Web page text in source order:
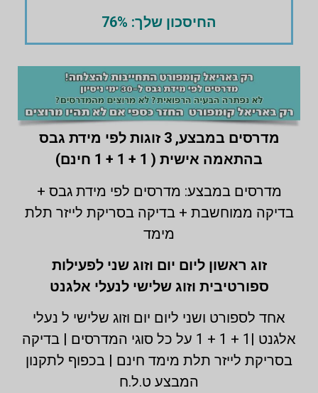
החיסכון שלך: 76%
מדרסים במבצע,
3 זוגות לפי מידת גבס
בהתאמה אישית ( 1 + 1 + 1 חינם)
מדרסים במבצע: מדרסים לפי מידת גבס +
בדיקה ממוחשבת + בדיקה בסריקת לייזר תלת
מימד
זוג ראשון ליום יום וזוג שני לפעילות
ספורטיבית וזוג שלישי לנעלי אלגנט
אחד לספורט ושני ליום יום וזוג שלישי ל נעלי
אלגנט |1 + 1 + 1 על כל סוגי המדרסים | בדיקה
בסריקת לייזר תלת מימד חינם | בכפוף לתקנון
המבצע ט.ל.ח